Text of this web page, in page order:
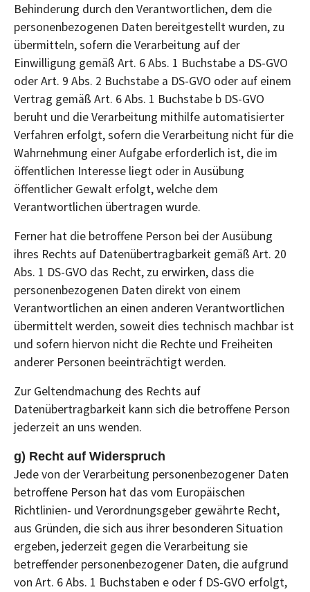
Behinderung durch den Verantwortlichen, dem die
personenbezogenen Daten bereitgestellt wurden, zu
übermitteln, sofern die Verarbeitung auf der
Einwilligung gemäß Art. 6 Abs. 1 Buchstabe a DS-GVO
oder Art. 9 Abs. 2 Buchstabe a DS-GVO oder auf einem
Vertrag gemäß Art. 6 Abs. 1 Buchstabe b DS-GVO
beruht und die Verarbeitung mithilfe automatisierter
Verfahren erfolgt, sofern die Verarbeitung nicht für die
Wahrnehmung einer Aufgabe erforderlich ist, die im
öffentlichen Interesse liegt oder in Ausübung
öffentlicher Gewalt erfolgt, welche dem
Verantwortlichen übertragen wurde.
Ferner hat die betroffene Person bei der Ausübung
ihres Rechts auf Datenübertragbarkeit gemäß Art. 20
Abs. 1 DS-GVO das Recht, zu erwirken, dass die
personenbezogenen Daten direkt von einem
Verantwortlichen an einen anderen Verantwortlichen
übermittelt werden, soweit dies technisch machbar ist
und sofern hiervon nicht die Rechte und Freiheiten
anderer Personen beeinträchtigt werden.
Zur Geltendmachung des Rechts auf
Datenübertragbarkeit kann sich die betroffene Person
jederzeit an uns wenden.
g) Recht auf Widerspruch
Jede von der Verarbeitung personenbezogener Daten
betroffene Person hat das vom Europäischen
Richtlinien- und Verordnungsgeber gewährte Recht,
aus Gründen, die sich aus ihrer besonderen Situation
ergeben, jederzeit gegen die Verarbeitung sie
betreffender personenbezogener Daten, die aufgrund
von Art. 6 Abs. 1 Buchstaben e oder f DS-GVO erfolgt,